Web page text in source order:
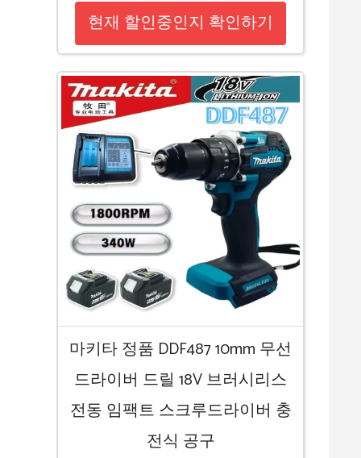
현재 할인중인지 확인하기
마키타 정품 DDF487 10mm 무선
드라이버 드릴 18V 브러시리스
전동 임팩트 스크루드라이버 충
전식 공구